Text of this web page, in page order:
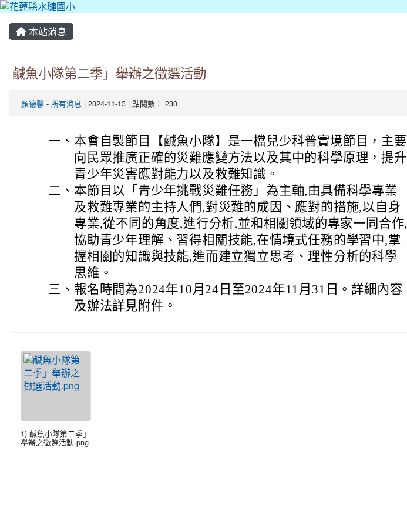
本站消息
鹹魚小隊第二季」舉辦之徵選活動
顏德馨 - 所有消息 | 2024-11-13 | 點閱數： 230
一、 本會自製節目【鹹魚小隊】是一檔兒少科普實境節目，主要
向民眾推廣正確的災難應變方法以及其中的科學原理，提升
青少年災害應對能力以及救難知識。
二、 本節目以「青少年挑戰災難任務」為主軸,由具備科學專業
及救難專業的主持人們,對災難的成因、應對的措施,以自身
專業,從不同的角度,進行分析,並和相關領域的專家一同合作,
協助青少年理解、習得相關技能,在情境式任務的學習中,掌
握相關的知識與技能,進而建立獨立思考、理性分析的科學
思維。
三、 報名時間為2024年10月24日至2024年11月31日。詳細內容
及辦法詳見附件。
1) 鹹魚小隊第二季」
舉辦之徵選活動.png